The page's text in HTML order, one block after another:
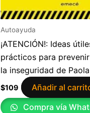
Autoayuda
¡ATENCIÓN!: Ideas
prácticos para
la inseguridad de
$109
Añadir al
Compra vía